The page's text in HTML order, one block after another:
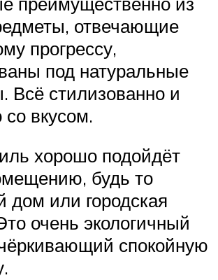
отвечающие
прогрессу,
под натуральные
Всё стилизованно и
вкусом.
хорошо подойдёт
будь то
дом или городская
очень экологичный
спокойную